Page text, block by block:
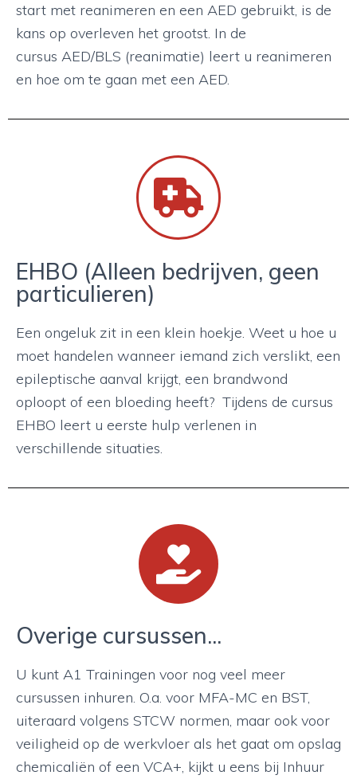
start met reanimeren en een AED gebruikt, is de
kans op overleven het grootst. In de
cursus AED/BLS (reanimatie) leert u reanimeren
en hoe om te gaan met een AED.
EHBO (Alleen bedrijven, geen
particulieren)
Een ongeluk zit in een klein hoekje. Weet u hoe u
moet handelen wanneer iemand zich verslikt, een
epileptische aanval krijgt, een brandwond
oploopt of een bloeding heeft? Tijdens de cursus
EHBO leert u eerste hulp verlenen in
verschillende situaties.
Overige cursussen...
U kunt A1 Trainingen voor nog veel meer
cursussen inhuren. O.a. voor MFA-MC en BST,
uiteraard volgens STCW normen, maar ook voor
veiligheid op de werkvloer als het gaat om opslag
chemicaliën of een VCA+, kijkt u eens bij Inhuur